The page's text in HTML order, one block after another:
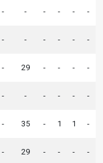
- - - - - -
- - - - - -
- 29 - - - -
- - - - - -
- 35 - 1 1 -
- 29 - - - -